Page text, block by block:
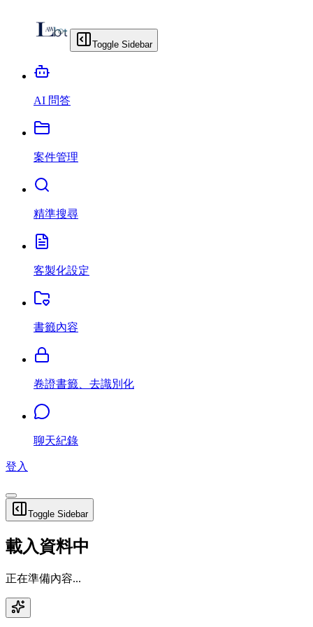
Toggle Sidebar
AI 問答
案件管理
精準搜尋
客製化設定
書籤內容
卷證書籤、去識別化
聊天紀錄
登入
Toggle Sidebar
載入資料中
正在準備內容...